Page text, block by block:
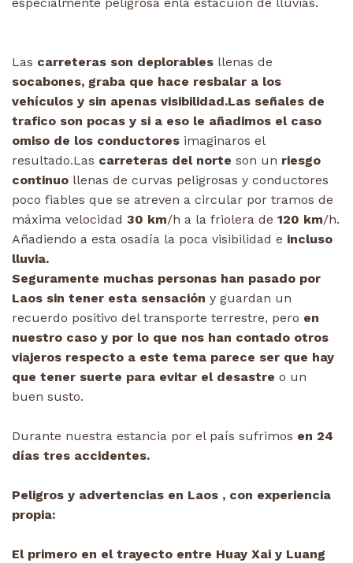
Las carreteras son deplorables llenas de
socabones, graba que hace resbalar a los
vehículos y sin apenas visibilidad.Las señales de
trafico son pocas y si a eso le añadimos el caso
omiso de los conductores imaginaros el
resultado.Las carreteras del norte son un riesgo
continuo llenas de curvas peligrosas y conductores
poco fiables que se atreven a circular por tramos de
máxima velocidad 30 km/h a la friolera de 120 km/h.
Añadiendo a esta osadía la poca visibilidad e incluso
lluvia.
Seguramente muchas personas han pasado por
Laos sin tener esta sensación y guardan un
recuerdo positivo del transporte terrestre, pero en
nuestro caso y por lo que nos han contado otros
viajeros respecto a este tema parece ser que hay
que tener suerte para evitar el desastre o un
buen susto.
Durante nuestra estancia por el país sufrimos en 24
días tres accidentes.
Peligros y advertencias en Laos , con experiencia
propia:
El primero en el trayecto entre Huay Xai y Luang